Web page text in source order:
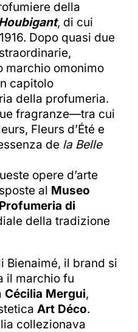
della
, di cui
Dopo quasi due
marchio omonimo
capitolo
della profumeria.
fragranze—tra cui
Fleurs d’Été e
de la Belle
opere d’arte
al Museo
di
della tradizione
Bienaimé, il brand si
il marchio fu
Cécilia Mergui,
Art Déco.
collezionava